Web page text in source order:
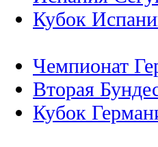
Кубок
Чемпионат
Вторая
Кубок